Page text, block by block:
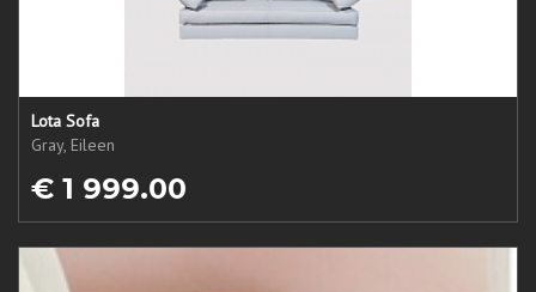
Lota Sofa
Gray, Eileen
€ 1 999.00